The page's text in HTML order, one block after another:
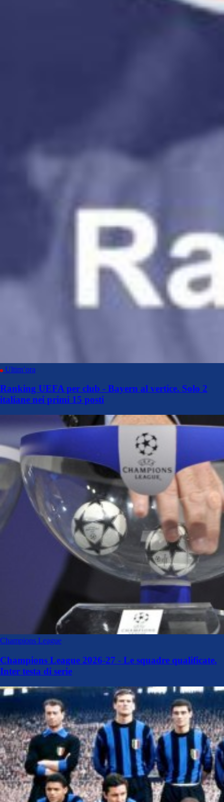
Ultim’ora
Ranking UEFA per club - Bayern al vertice. Solo 2
italiane nei primi 15 posti
Champions League
Champions League 2026-27 - Le squadre qualificate.
Inter testa di serie